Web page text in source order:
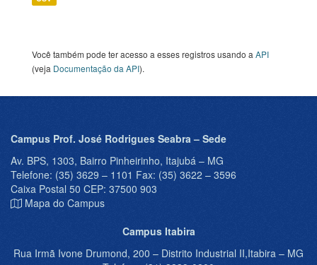
Você também pode ter acesso a esses registros usando a API
(veja Documentação da API).
Campus Prof. José Rodrigues Seabra – Sede
Av. BPS, 1303, Bairro Pinheirinho, Itajubá – MG
Telefone: (35) 3629 – 1101 Fax: (35) 3622 – 3596
Caixa Postal 50 CEP: 37500 903
Mapa do Campus
Campus Itabira
Rua Irmã Ivone Drumond, 200 – Distrito Industrial II,Itabira – MG